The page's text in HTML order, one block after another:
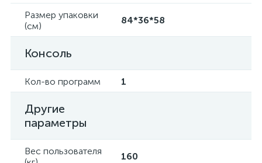
Размер упаковки
(см)
84*36*58
Консоль
Кол-во программ 1
Другие
параметры
Вес пользователя
160